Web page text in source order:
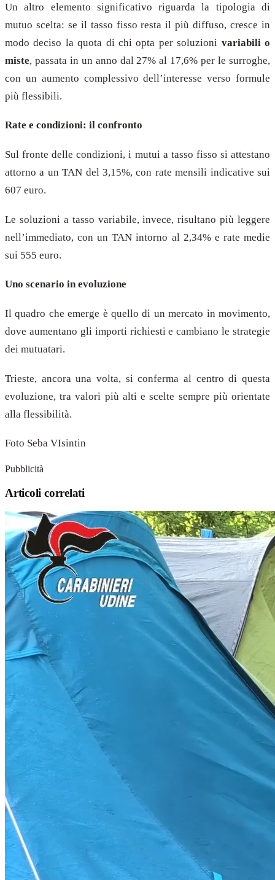
Un altro elemento significativo riguarda la tipologia di
mutuo scelta: se il tasso fisso resta il più diffuso, cresce in
modo deciso la quota di chi opta per soluzioni variabili o
miste, passata in un anno dal 27% al 17,6% per le surroghe,
con un aumento complessivo dell’interesse verso formule
più flessibili.
Rate e condizioni: il confronto
Sul fronte delle condizioni, i mutui a tasso fisso si attestano
attorno a un TAN del 3,15%, con rate mensili indicative sui
607 euro.
Le soluzioni a tasso variabile, invece, risultano più leggere
nell’immediato, con un TAN intorno al 2,34% e rate medie
sui 555 euro.
Uno scenario in evoluzione
Il quadro che emerge è quello di un mercato in movimento,
dove aumentano gli importi richiesti e cambiano le strategie
dei mutuatari.
Trieste, ancora una volta, si conferma al centro di questa
evoluzione, tra valori più alti e scelte sempre più orientate
alla flessibilità.
Foto Seba VIsintin
Pubblicità
Articoli correlati